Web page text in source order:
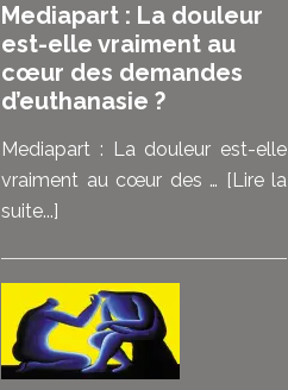
mourir,
mais
de
pouvoir
choisir”
témoignent
de
ce
que
Mediapart : La douleur
est-elle vraiment au
cœur des demandes
d’euthanasie ?
Mediapart : La douleur est-elle
vraiment au cœur des … [Lire la
suite...]
La
douleur
est-